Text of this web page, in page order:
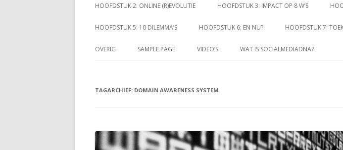
HOOFDSTUK 2: ONLINE (R)EVOLUTIE HOOFDSTUK 3: IMPACT OP 8 W’S
HOOFDSTUK 5: 10 DILEMMA’S HOOFDSTUK 6: EN NU? HOOFDSTUK 7:
OVERIG SAMPLE PAGE VIDEO’S WAT IS SOCIALMEDIADNA?
TAGARCHIEF: DOMAIN AWARENESS SYSTEM